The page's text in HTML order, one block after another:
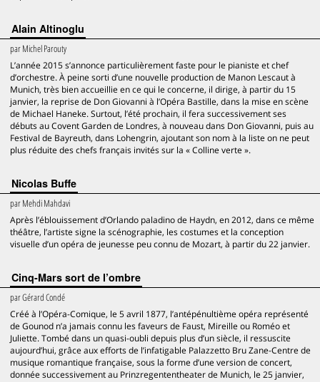
Alain Altinoglu
parMichel Parouty
L’année 2015 s’annonce particulièrement faste pour le pianiste et chef
d’orchestre. À peine sorti d’une nouvelle production de Manon Lescaut à
Munich, très bien accueillie en ce qui le concerne, il dirige, à partir du 15
janvier, la reprise de Don Giovanni à l’Opéra Bastille, dans la mise en scène
de Michael Haneke. Surtout, l’été prochain, il fera successivement ses
débuts au Covent Garden de Londres, à nouveau dans Don Giovanni, puis au
Festival de Bayreuth, dans Lohengrin, ajoutant son nom à la liste on ne peut
plus réduite des chefs français invités sur la « Colline verte ».
Nicolas Buffe
parMehdi Mahdavi
Après l’éblouissement d’Orlando paladino de Haydn, en 2012, dans ce même
théâtre, l’artiste signe la scénographie, les costumes et la conception
visuelle d’un opéra de jeunesse peu connu de Mozart, à partir du 22 janvier.
Cinq-Mars sort de l’ombre
parGérard Condé
Créé à l’Opéra-Comique, le 5 avril 1877, l’antépénultième opéra représenté
de Gounod n’a jamais connu les faveurs de Faust, Mireille ou Roméo et
Juliette. Tombé dans un quasi-oubli depuis plus d’un siècle, il ressuscite
aujourd’hui, grâce aux efforts de l’infatigable Palazzetto Bru Zane-Centre de
musique romantique française, sous la forme d’une version de concert,
donnée successivement au Prinzregententheater de Munich, le 25 janvier,